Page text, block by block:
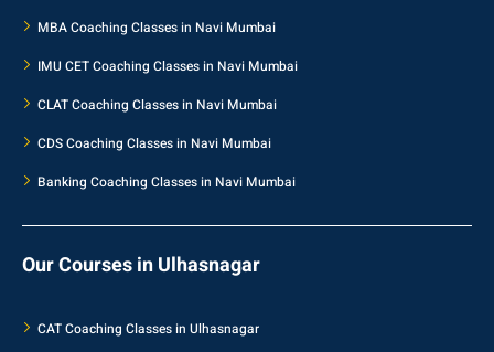
MBA Coaching Classes in Navi Mumbai
IMU CET Coaching Classes in Navi Mumbai
CLAT Coaching Classes in Navi Mumbai
CDS Coaching Classes in Navi Mumbai
Banking Coaching Classes in Navi Mumbai
Our Courses in Ulhasnagar
CAT Coaching Classes in Ulhasnagar